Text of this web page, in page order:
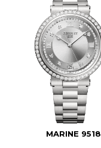
MARINE 9518